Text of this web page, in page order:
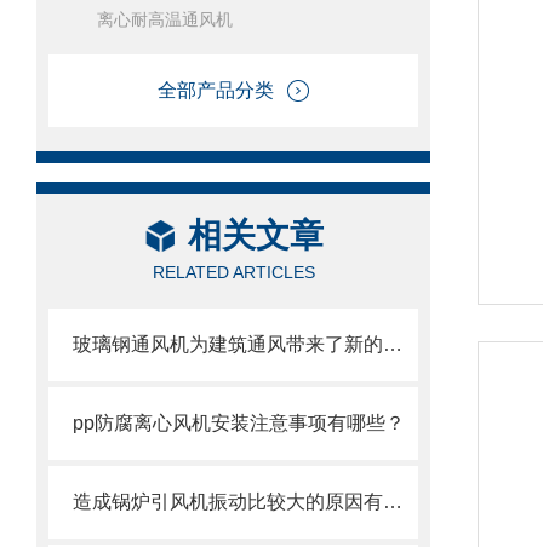
离心耐高温通风机
全部产品分类
相关文章
RELATED ARTICLES
玻璃钢通风机为建筑通风带来了新的可能性
pp防腐离心风机安装注意事项有哪些？
造成锅炉引风机振动比较大的原因有哪些？